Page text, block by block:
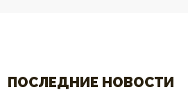
ПОСЛЕДНИЕ НОВОСТИ